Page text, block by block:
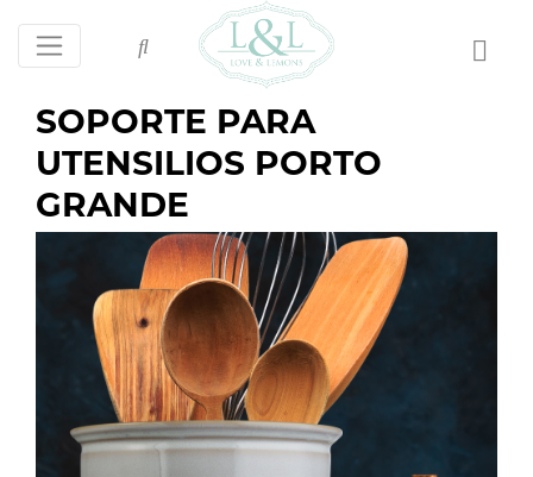
SOPORTE PARA
UTENSILIOS PORTO
GRANDE